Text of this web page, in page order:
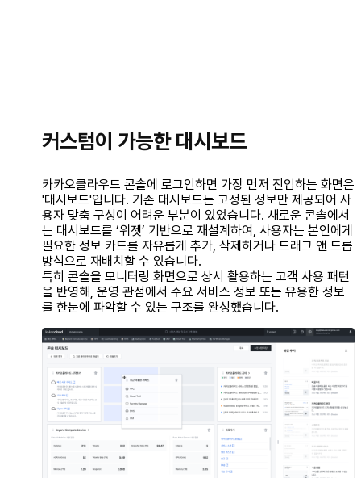
커스텀이 가능한 대시보드
카카오클라우드 콘솔에 로그인하면 가장 먼저 진입하는 화면은
'대시보드'입니다. 기존 대시보드는 고정된 정보만 제공되어 사
용자 맞춤 구성이 어려운 부분이 있었습니다. 새로운 콘솔에서
는 대시보드를 ‘위젯’ 기반으로 재설계하여, 사용자는 본인에게
필요한 정보 카드를 자유롭게 추가, 삭제하거나 드래그 앤 드롭
방식으로 재배치할 수 있습니다.
특히 콘솔을 모니터링 화면으로 상시 활용하는 고객 사용 패턴
을 반영해, 운영 관점에서 주요 서비스 정보 또는 유용한 정보
를 한눈에 파악할 수 있는 구조를 완성했습니다.